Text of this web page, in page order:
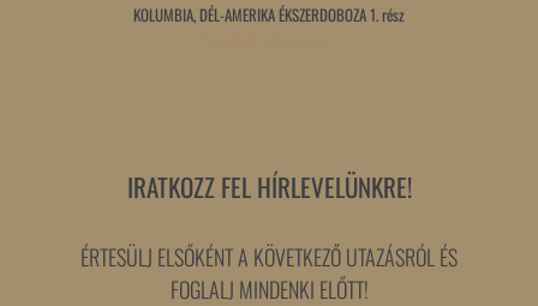
KOLUMBIA, DÉL-AMERIKA ÉKSZERDOBOZA 1. rész
IRATKOZZ FEL HÍRLEVELÜNKRE!
ÉRTESÜLJ ELSŐKÉNT A KÖVETKEZŐ UTAZÁSRÓL ÉS
FOGLALJ MINDENKI ELŐTT!